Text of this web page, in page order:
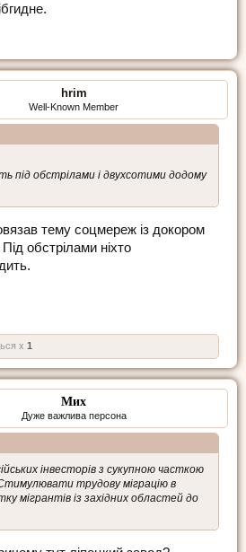
hrim
Well-Known Member
під обстрілами і двухсотими додому
тему соцмереж із докором
обстрілами ніхто
x 1
Мих
Дуже важлива персона
інвесторів з сукупною часткою
Стимулювати трудову міграцію в
мігрантів із західних областей до